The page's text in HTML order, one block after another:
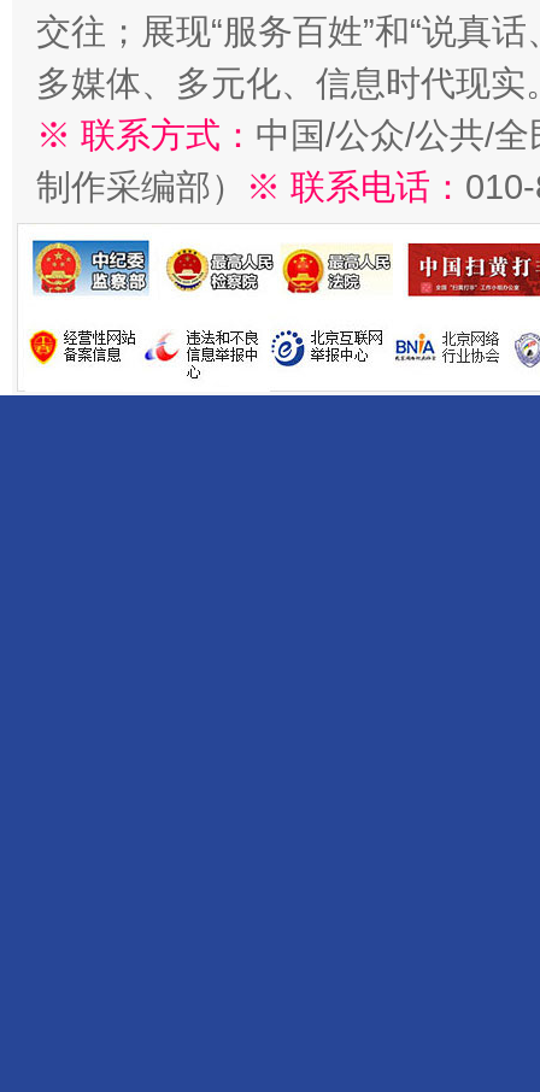
交往；展现“服务百姓”和“说真
多媒体、多元化、信息时代现实
※ 联系方式： 中国/公众/公共/
制作采编部）
※ 联系电话：